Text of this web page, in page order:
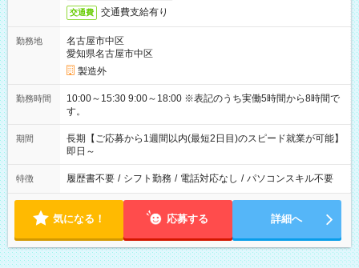
交通費 交通費支給有り
勤務地
名古屋市中区
愛知県名古屋市中区
製造外
勤務時間
10:00～15:30 9:00～18:00 ※表記のうち実働5時間から8時間で
す。
期間
長期【ご応募から1週間以内(最短2日目)のスピード就業が可能】
即日～
特徴 履歴書不要 / シフト勤務 / 電話対応なし / パソコンスキル不要
気になる！ 応募する 詳細へ